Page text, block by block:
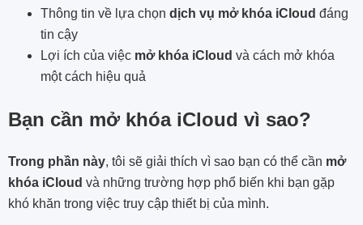
Thông tin về lựa chọn dịch vụ mở khóa iCloud đáng
tin cậy
Lợi ích của việc mở khóa iCloud và cách mở khóa
một cách hiệu quả
Bạn cần mở khóa iCloud vì sao?
Trong phần này, tôi sẽ giải thích vì sao bạn có thể cần mở
khóa iCloud và những trường hợp phổ biến khi bạn gặp
khó khăn trong việc truy cập thiết bị của mình.